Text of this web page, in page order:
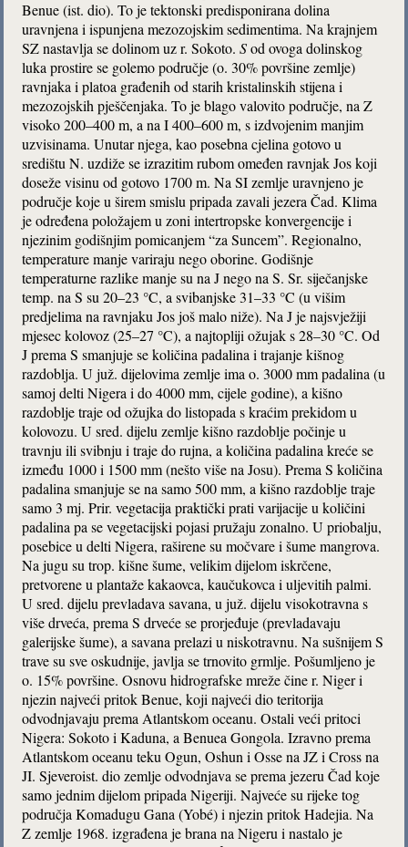
Benue (ist. dio). To je tektonski predisponirana dolina
uravnjena i ispunjena mezozojskim sedimentima. Na krajnjem
SZ nastavlja se dolinom uz r. Sokoto.Sod ovoga dolinskog
luka prostire se golemo područje (o. 30% površine zemlje)
ravnjaka i platoa građenih od starih kristalinskih stijena i
mezozojskih pješčenjaka. To je blago valovito područje, na Z
visoko 200–400 m, a na I 400–600 m, s izdvojenim manjim
uzvisinama. Unutar njega, kao posebna cjelina gotovo u
središtu N. uzdiže se izrazitim rubom omeđen ravnjak Jos koji
doseže visinu od gotovo 1700 m. Na SI zemlje uravnjeno je
područje koje u širem smislu pripada zavali jezera Čad. Klima
je određena položajem u zoni intertropske konvergencije i
njezinim godišnjim pomicanjem “za Suncem”. Regionalno,
temperature manje variraju nego oborine. Godišnje
temperaturne razlike manje su na J nego na S. Sr. siječanjske
temp. na S su 20–23 °C, a svibanjske 31–33 °C (u višim
predjelima na ravnjaku Jos još malo niže). Na J je najsvježiji
mjesec kolovoz (25–27 °C), a najtopliji ožujak s 28–30 °C. Od
J prema S smanjuje se količina padalina i trajanje kišnog
razdoblja. U juž. dijelovima zemlje ima o. 3000 mm padalina (u
samoj delti Nigera i do 4000 mm, cijele godine), a kišno
razdoblje traje od ožujka do listopada s kraćim prekidom u
kolovozu. U sred. dijelu zemlje kišno razdoblje počinje u
travnju ili svibnju i traje do rujna, a količina padalina kreće se
između 1000 i 1500 mm (nešto više na Josu). Prema S količina
padalina smanjuje se na samo 500 mm, a kišno razdoblje traje
samo 3 mj. Prir. vegetacija praktički prati varijacije u količini
padalina pa se vegetacijski pojasi pružaju zonalno. U priobalju,
posebice u delti Nigera, raširene su močvare i šume mangrova.
Na jugu su trop. kišne šume, velikim dijelom iskrčene,
pretvorene u plantaže kakaovca, kaučukovca i uljevitih palmi.
U sred. dijelu prevladava savana, u juž. dijelu visokotravna s
više drveća, prema S drveće se prorjeđuje (prevladavaju
galerijske šume), a savana prelazi u niskotravnu. Na sušnijem S
trave su sve oskudnije, javlja se trnovito grmlje. Pošumljeno je
o. 15% površine. Osnovu hidrografske mreže čine r. Niger i
njezin najveći pritok Benue, koji najveći dio teritorija
odvodnjavaju prema Atlantskom oceanu. Ostali veći pritoci
Nigera: Sokoto i Kaduna, a Benuea Gongola. Izravno prema
Atlantskom oceanu teku Ogun, Oshun i Osse na JZ i Cross na
JI. Sjeveroist. dio zemlje odvodnjava se prema jezeru Čad koje
samo jednim dijelom pripada Nigeriji. Najveće su rijeke tog
područja Komadugu Gana (Yobé) i njezin pritok Hadejia. Na
Z zemlje 1968. izgrađena je brana na Nigeru i nastalo je